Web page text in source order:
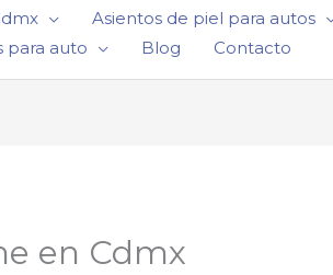
Asientos de piel para autos
para auto Blog Contacto
en Cdmx